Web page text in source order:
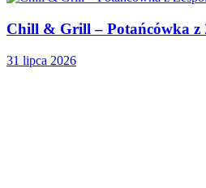
Chill & Grill – Potańcówka z
31 lipca 2026